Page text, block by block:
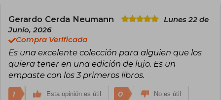
Gerardo Cerda Neumann
Lunes 22 de
Junio, 2026
Compra Verificada
Es una excelente colección para alguien que los
quiera tener en una edición de lujo. Es un
empaste con los 3 primeros libros.
1 Esta opinión es útil 0 No es útil